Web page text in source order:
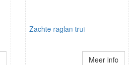
Zachte raglan trui
Meer info